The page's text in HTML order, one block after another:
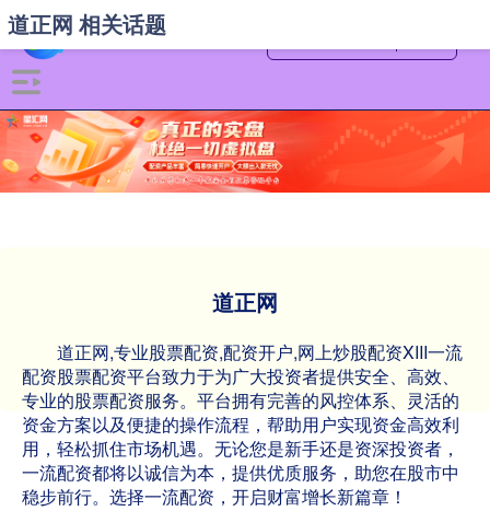
道正网
道正网,专业股票配资,配资开户,网上炒股配资XIII‌一流
配资股票配资平台致力于为广大投资者提供安全、高效、
专业的股票配资服务。平台拥有完善的风控体系、灵活的
资金方案以及便捷的操作流程，帮助用户实现资金高效利
用，轻松抓住市场机遇。无论您是新手还是资深投资者，
一流配资都将以诚信为本，提供优质服务，助您在股市中
稳步前行。选择一流配资，开启财富增长新篇章！
道正网 相关话题